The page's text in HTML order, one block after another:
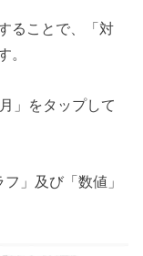
ることで、「対
。
」をタップして
」及び「数値」